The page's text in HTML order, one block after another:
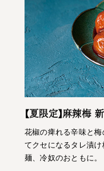
【夏限定】麻辣梅
花椒の痺れる辛味と
てクセになるタレ漬
麺、冷奴のおともに。